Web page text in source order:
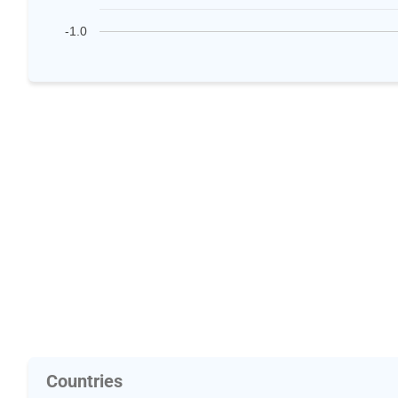
-1.0
Countries